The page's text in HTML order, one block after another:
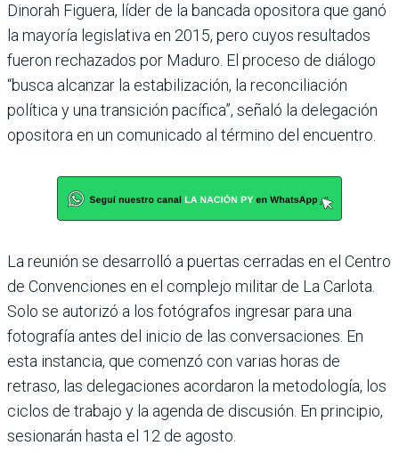
Dinorah Figuera, líder de la bancada opositora que ganó
la mayoría legislativa en 2015, pero cuyos resultados
fueron rechazados por Maduro. El proceso de diálogo
“busca alcanzar la estabilización, la reconciliación
política y una transición pacífica”, señaló la delegación
opositora en un comunicado al término del encuentro.
La reunión se desarrolló a puertas cerradas en el Centro
de Convenciones en el complejo militar de La Carlota.
Solo se autorizó a los fotógrafos ingresar para una
fotografía antes del inicio de las conversaciones. En
esta instancia, que comenzó con varias horas de
retraso, las delegaciones acordaron la metodología, los
ciclos de trabajo y la agenda de discusión. En principio,
sesionarán hasta el 12 de agosto.